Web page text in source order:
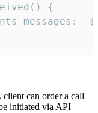
{
client can order a call
initiated via API